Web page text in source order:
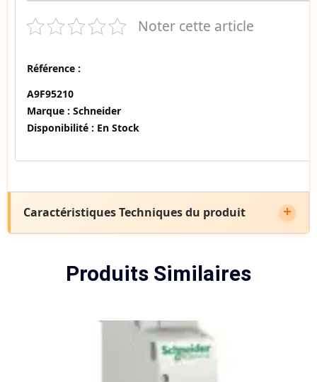
Noter cette article
Référence :
A9F95210
Marque : Schneider
Disponibilité : En Stock
Caractéristiques Techniques du produit
Produits Similaires